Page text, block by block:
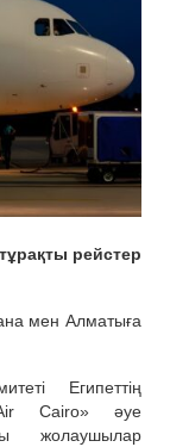
рейстер
мен Алматыға
Египеттің
Cairo» әуе
жолаушылар